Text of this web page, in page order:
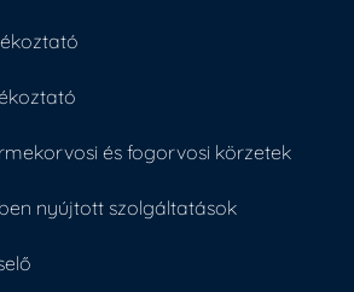
és fogorvosi körzetek
nyújtott szolgáltatások